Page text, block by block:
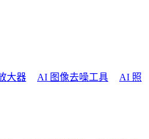
大器 AI 图像去噪工具
AI 照